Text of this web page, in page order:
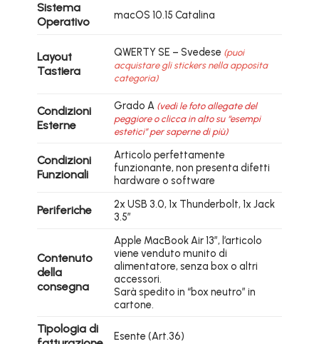
Sistema
Operativo
macOS 10.15 Catalina
Layout
Tastiera
QWERTY SE – Svedese (puoi
acquistare gli stickers nella apposita
categoria)
Condizioni
Esterne
Grado A (vedi le foto allegate del
peggiore o clicca in alto su “esempi
estetici” per saperne di più)
Condizioni
Funzionali
Articolo perfettamente
funzionante, non presenta difetti
hardware o software
Periferiche
2x USB 3.0, 1x Thunderbolt, 1x Jack
3.5″
Contenuto
della
consegna
Apple MacBook Air 13″, l’articolo
viene venduto munito di
alimentatore, senza box o altri
accessori.
Sarà spedito in “box neutro” in
cartone.
Tipologia di
Esente (Art.36)